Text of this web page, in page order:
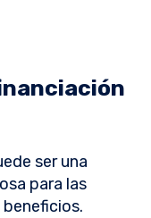
ser una
para las